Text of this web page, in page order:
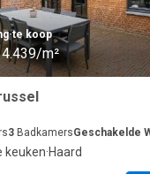
·te koop
m²
3 BadkamersGeschakelde
keuken·Haard